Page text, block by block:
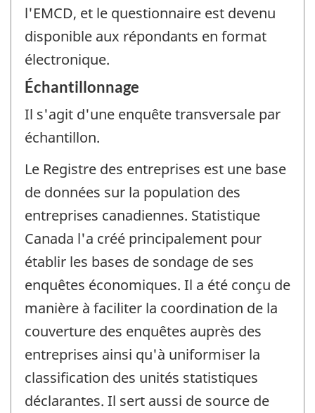
l'EMCD, et le questionnaire est devenu
disponible aux répondants en format
électronique.
Échantillonnage
Il s'agit d'une enquête transversale par
échantillon.
Le Registre des entreprises est une base
de données sur la population des
entreprises canadiennes. Statistique
Canada l'a créé principalement pour
établir les bases de sondage de ses
enquêtes économiques. Il a été conçu de
manière à faciliter la coordination de la
couverture des enquêtes auprès des
entreprises ainsi qu'à uniformiser la
classification des unités statistiques
déclarantes. Il sert aussi de source de